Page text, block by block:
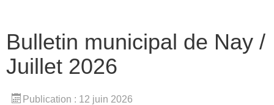
Bulletin municipal de Nay /
Juillet 2026
Publication : 12 juin 2026